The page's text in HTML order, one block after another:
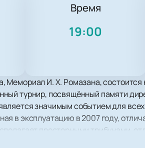
Время
19:00
Мемориал И. Х. Ромазана,
турнир, посвящённый памяти
значимым событием для
в эксплуатацию в 2007 году,
просторными трибунами,
матчей максимально